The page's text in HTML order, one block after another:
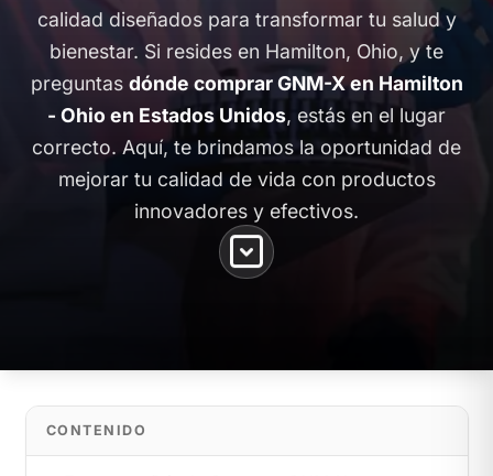
calidad diseñados para transformar tu salud y
bienestar. Si resides en Hamilton, Ohio, y te
preguntas dónde comprar GNM-X en Hamilton
- Ohio en Estados Unidos, estás en el lugar
correcto. Aquí, te brindamos la oportunidad de
mejorar tu calidad de vida con productos
innovadores y efectivos.
CONTENIDO